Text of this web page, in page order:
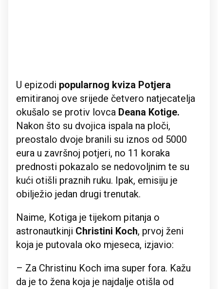
U epizodi popularnog kviza Potjera
emitiranoj ove srijede četvero natjecatelja
okušalo se protiv lovca Deana Kotige.
Nakon što su dvojica ispala na ploči,
preostalo dvoje branili su iznos od 5000
eura u završnoj potjeri, no 11 koraka
prednosti pokazalo se nedovoljnim te su
kući otišli praznih ruku. Ipak, emisiju je
obilježio jedan drugi trenutak.
Naime, Kotiga je tijekom pitanja o
astronautkinji Christini Koch, prvoj ženi
koja je putovala oko mjeseca, izjavio:
– Za Christinu Koch ima super fora. Kažu
da je to žena koja je najdalje otišla od